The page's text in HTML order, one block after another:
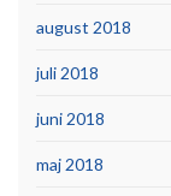
august 2018
juli 2018
juni 2018
maj 2018